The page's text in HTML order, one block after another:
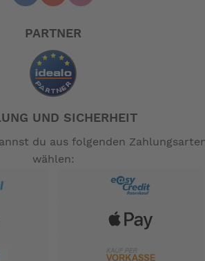
PARTNER
UND SICHERHEIT
du aus folgenden
wählen: